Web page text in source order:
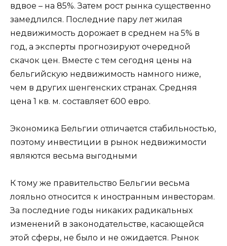
вдвое – на 85%. Затем рост рынка существенно
замедлился. Последние пару лет жилая
недвижимость дорожает в среднем на 5% в
год, а эксперты прогнозируют очередной
скачок цен. Вместе с тем сегодня цены на
бельгийскую недвижимость намного ниже,
чем в других шенгенских странах. Средняя
цена 1 кв. м. составляет 600 евро.
Экономика Бельгии отличается стабильностью,
поэтому инвестиции в рынок недвижимости
являются весьма выгодными
К тому же правительство Бельгии весьма
лояльно относится к иностранным инвесторам.
За последние годы никаких радикальных
изменений в законодательстве, касающейся
этой сферы, не было и не ожидается. Рынок